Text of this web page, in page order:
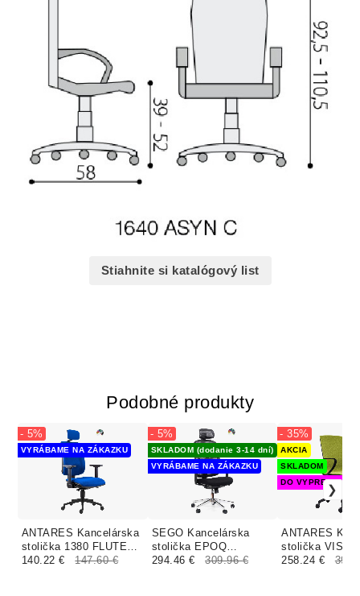
Stiahnite si katalógový list
Podobné produkty
ANTARES Kancelárska
stolička 1380 FLUTE
čalúnenie BONDAI
VYRÁBAME NA ZÁKAZKU
- 5%
140.22 € 147.60 €
SEGO Kancelárska
stolička EPOQ
čalúnenie BONDAI
SKLADOM (dodanie 3-14 dní)
VYRÁBAME NA ZÁKAZKU
- 5%
294.46 € 309.96 €
ANTARES
stolička
zelená
AKCIA
SKLADOM
DO VYPREDANIA
- 35%
258.24 €